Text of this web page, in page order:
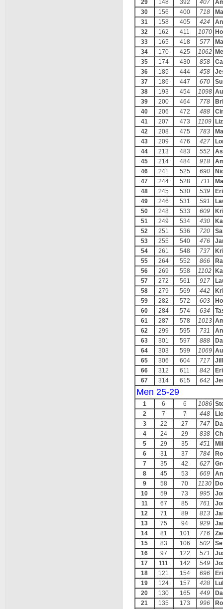
29 148 392 407
30
156 400 718
31
158 405 424
32
162 411 1070
33
165 418 577
34
170 425 1062
35
174 430 858
36
185 444 458
37
186 447 670
38
193 454 1098
39
200 464 778
40
206 472 488
41
207 473 1109
42
208 475 783
43
209 476 427
44
213 483 552
45
214 484 918
46
241 525 690
47
244 528 711
48
245 530 539
49
246 531 591
50
248 533 609
51
249 534 430
52
251 536 720
53
255 540 476
54
261 548 737
55
264 552 866
56
269 558 1102
57
272 561 917
58
279 569 442
59
282 572 603
60
284 574 634
61
287 578 1013
62
299 595 731
63
301 597 888
64
303 599 1069
65
306 604 717
66
312 611 842
67
314 615 642
Men 25-29
1 6 6 1086
2
7 7 448
3
22 27 747
4
24 29 838
5
29 35 451
6
31 37 784
7
35 42 627
8
45 53 669
9
58 70 1130
10
59 73 995
11
67 85 761
12
71 89 813
13
75 94 929
14
81 101 716
15
83 106 502
16
97 122 571
17
111 142 549
18
121 154 696
19
124 157 428
20
130 165 449
21
135 173 996